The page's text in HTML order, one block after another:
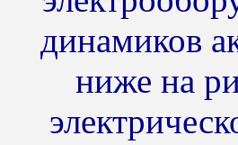
динамиков
ниже на